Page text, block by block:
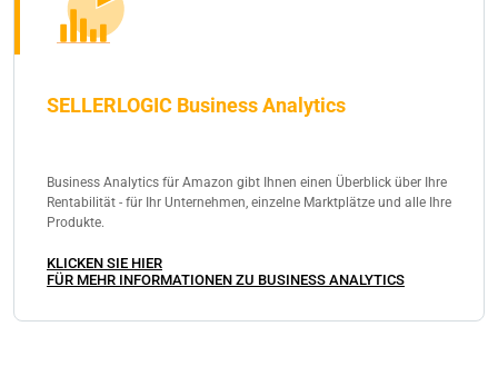
SELLERLOGIC Business Analytics
Business Analytics für Amazon gibt Ihnen einen Überblick über Ihre
Rentabilität - für Ihr Unternehmen, einzelne Marktplätze und alle Ihre
Produkte.
KLICKEN SIE HIER
FÜR MEHR INFORMATIONEN ZU BUSINESS ANALYTICS